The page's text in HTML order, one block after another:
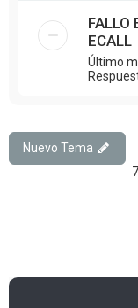
FALLO
ECALL
Último
Nuevo Tema